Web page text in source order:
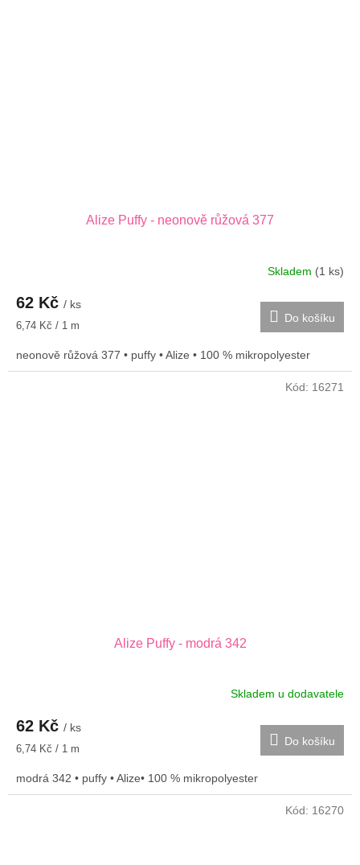
Alize Puffy - neonově růžová 377
Skladem (1 ks)
62 Kč / ks
Měrná
6,74 Kč / 1 m
Do košíku
neonově růžová 377 • puffy • Alize • 100 % mikropolyester
Alize Puffy - modrá 342
Skladem u dodavatele
62 Kč / ks
Měrná
6,74 Kč / 1 m
Do košíku
modrá 342 • puffy • Alize• 100 % mikropolyester
Kód: 16271
Kód: 16270